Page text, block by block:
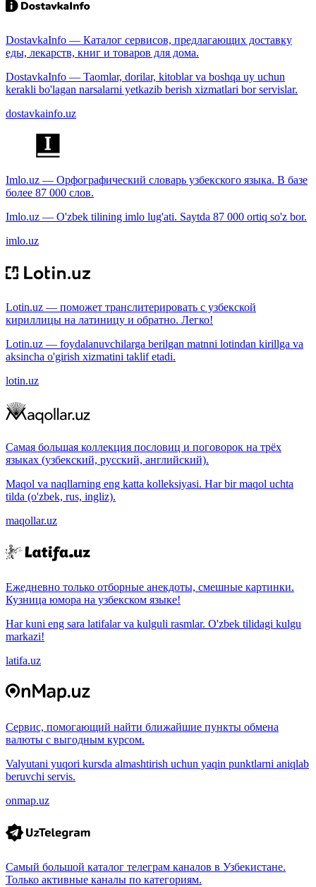
DostavkaInfo — Каталог сервисов, предлагающих доставку
еды, лекарств, книг и товаров для дома.
DostavkaInfo — Taomlar, dorilar, kitoblar va boshqa uy uchun
kerakli bo'lagan narsalarni yetkazib berish xizmatlari bor servislar.
dostavkainfo.uz
Imlo.uz — Орфографический словарь узбекского языка. В базе
более 87 000 слов.
Imlo.uz — O'zbek tilining imlo lug'ati. Saytda 87 000 ortiq so'z bor.
imlo.uz
Lotin.uz — поможет транслитерировать с узбекской
кириллицы на латиницу и обратно. Легко!
Lotin.uz — foydalanuvchilarga berilgan matnni lotindan kirillga va
aksincha o'girish xizmatini taklif etadi.
lotin.uz
Самая большая коллекция пословиц и поговорок на трёх
языках (узбекский, русский, английский).
Maqol va naqllarning eng katta kolleksiyasi. Har bir maqol uchta
tilda (o'zbek, rus, ingliz).
maqollar.uz
Ежедневно только отборные анекдоты, смешные картинки.
Кузница юмора на узбекском языке!
Har kuni eng sara latifalar va kulguli rasmlar. O'zbek tilidagi kulgu
markazi!
latifa.uz
Сервис, помогающий найти ближайшие пункты обмена
валюты с выгодным курсом.
Valyutani yuqori kursda almashtirish uchun yaqin punktlarni aniqlab
beruvchi servis.
onmap.uz
Самый большой каталог телеграм каналов в Узбекистане.
Только активные каналы по категориям.